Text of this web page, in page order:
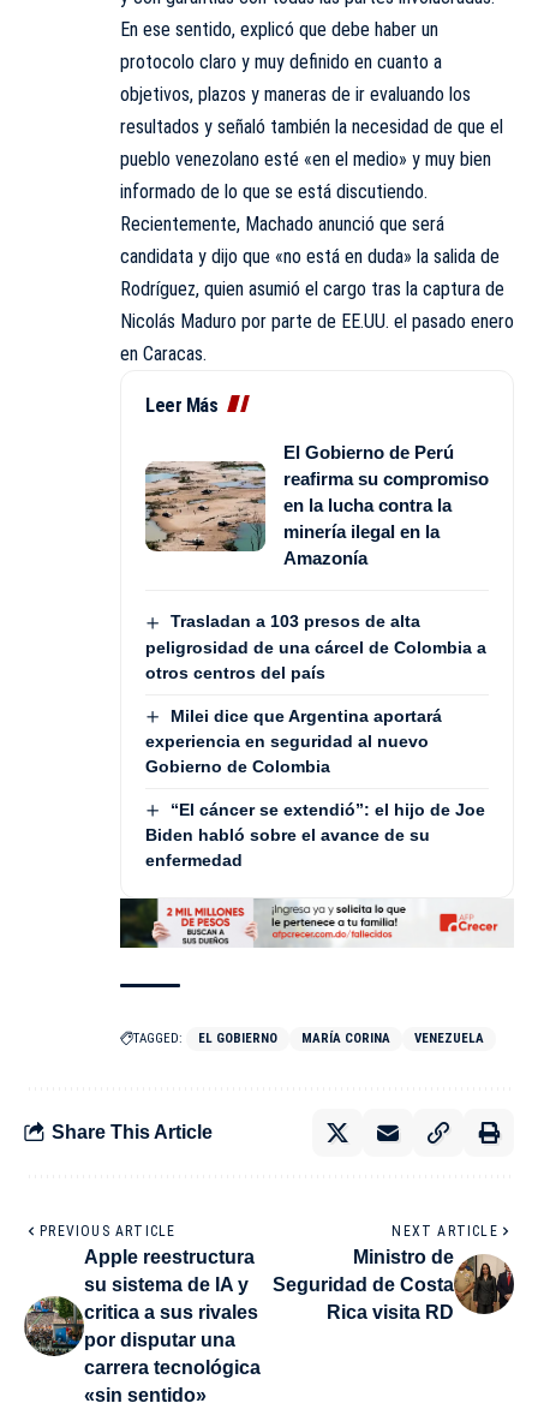
En ese sentido, explicó que debe haber un
protocolo claro y muy definido en cuanto a
objetivos, plazos y maneras de ir evaluando los
resultados y señaló también la necesidad de que el
pueblo venezolano esté «en el medio» y muy bien
informado de lo que se está discutiendo.
Recientemente, Machado anunció que será
candidata y dijo que «no está en duda» la salida de
Rodríguez, quien asumió el cargo tras la captura de
Nicolás Maduro por parte de EE.UU. el pasado enero
en Caracas.
Leer Más
El Gobierno de Perú
reafirma su compromiso
en la lucha contra la
minería ilegal en la
Amazonía
Trasladan a 103 presos de alta
peligrosidad de una cárcel de Colombia a
otros centros del país
Milei dice que Argentina aportará
experiencia en seguridad al nuevo
Gobierno de Colombia
“El cáncer se extendió”: el hijo de Joe
Biden habló sobre el avance de su
enfermedad
TAGGED: EL GOBIERNO MARÍA CORINA VENEZUELA
Share This Article
PREVIOUS ARTICLE
Apple reestructura
su sistema de IA y
critica a sus rivales
por disputar una
carrera tecnológica
«sin sentido»
NEXT ARTICLE
Ministro de
Seguridad de Costa
Rica visita RD